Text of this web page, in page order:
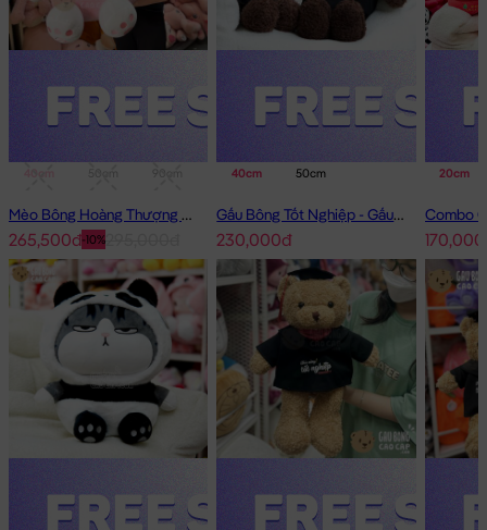
1m
Mèo Bông Hoàng Thượng Cosplay Thỏ Hồng
-10%
265,500đ
40cm 50cm
Gấu Bông Tốt Nghiệp - Gấu Teddy tốt nghiệp lông xù màu Nâu
230,000đ
20cm